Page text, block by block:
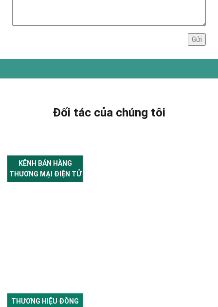
Đối tác của chúng tôi
KÊNH BÁN HÀNG
THƯƠNG MẠI ĐIỆN TỬ
THƯƠNG HIỆU ĐỒNG